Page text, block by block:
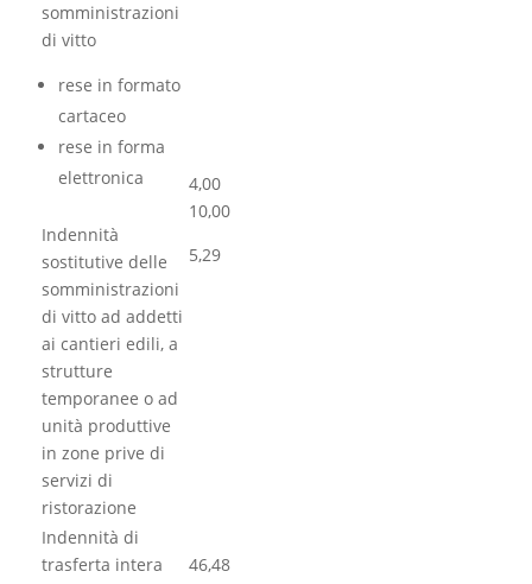
somministrazioni
di vitto
rese in formato
cartaceo
rese in forma
elettronica
Indennità
sostitutive delle
somministrazioni
di vitto ad addetti
ai cantieri edili, a
strutture
temporanee o ad
unità produttive
in zone prive di
servizi di
ristorazione
4,00
10,00
5,29
Indennità di
trasferta intera
46,48